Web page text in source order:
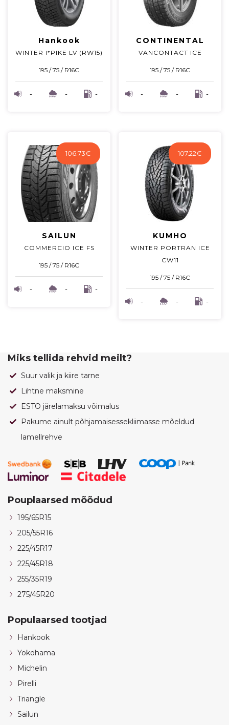
Hankook
WINTER I*PIKE LV (RW15)
195 / 75 / R16C
- - -
CONTINENTAL
VANCONTACT ICE
195 / 75 / R16C
- - -
106.73€
SAILUN
COMMERCIO ICE FS
195 / 75 / R16C
- - -
107.22€
KUMHO
WINTER PORTRAN ICE
CW11
195 / 75 / R16C
- - -
Miks tellida rehvid meilt?
Suur valik ja kiire tarne
Lihtne maksmine
ESTO järelamaksu võimalus
Pakume ainult põhjamaisessekliimasse mõeldud
lamellrehve
Pouplaarsed mõõdud
195/65R15
205/55R16
225/45R17
225/45R18
255/35R19
275/45R20
Populaarsed tootjad
Hankook
Yokohama
Michelin
Pirelli
Triangle
Sailun